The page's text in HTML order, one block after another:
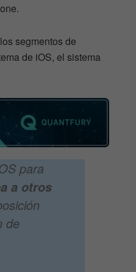
segmentos de
de iOS, el sistema
para
a otros
de